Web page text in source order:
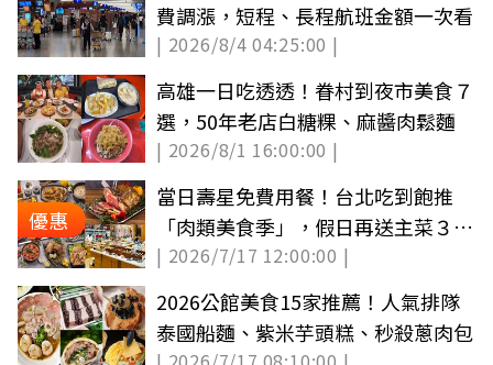
費調漲，短程、長程航班金額一次看
| 2026/8/4 04:25:00 |
高雄一日吃透透！眷村到夜市美食７
選，50年老店白糖粿、麻醬肉鬆麵
| 2026/8/1 16:00:00 |
優惠
當日壽星免費用餐！台北吃到飽推
「肉類美食季」，假日再送主菜３選
１
| 2026/7/17 12:00:00 |
2026公館美食15家推薦！人氣排隊
泰國船麵、紫米芋頭糕、秒殺蔥肉包